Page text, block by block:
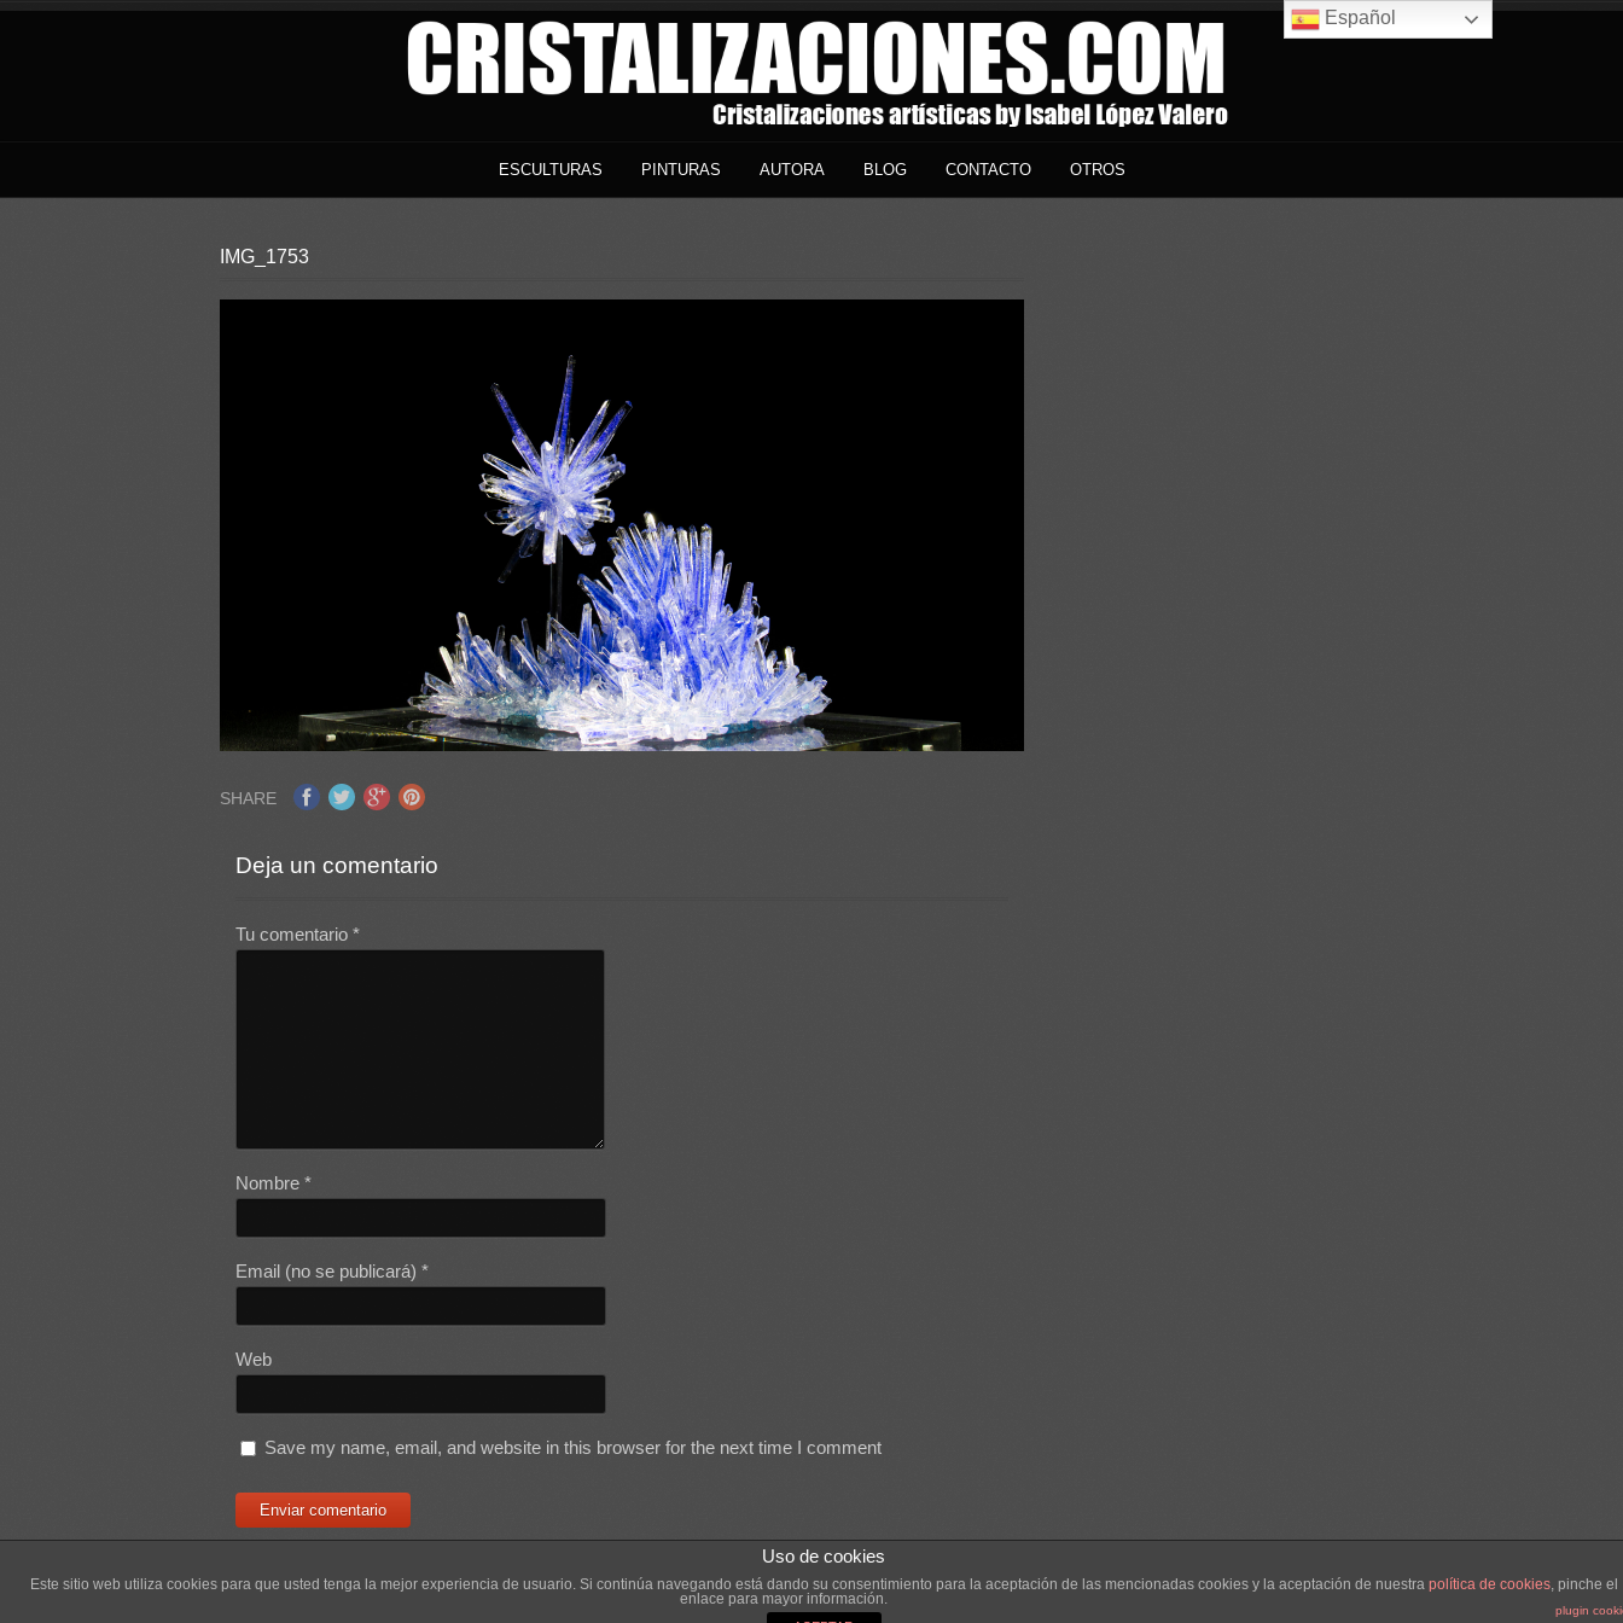
ESCULTURAS PINTURAS AUTORA BLOG CONTACTO OTROS
IMG_1753
SHARE
Deja un comentario
Tu comentario*
Nombre*
Email (no se publicará)*
Web
Save my name, email, and website in this browser for the next time I comment
© 2014 ISABEL LOPEZ VALERO
Uso de cookies
Este sitio web utiliza cookies para que usted tenga la mejor experiencia de usuario. Si continúa navegando está dando su consentimiento para la aceptación de las mencionadas cookies y la aceptación de nuestra política de cookies, pinche el
enlace para mayor información.
plugin
Español